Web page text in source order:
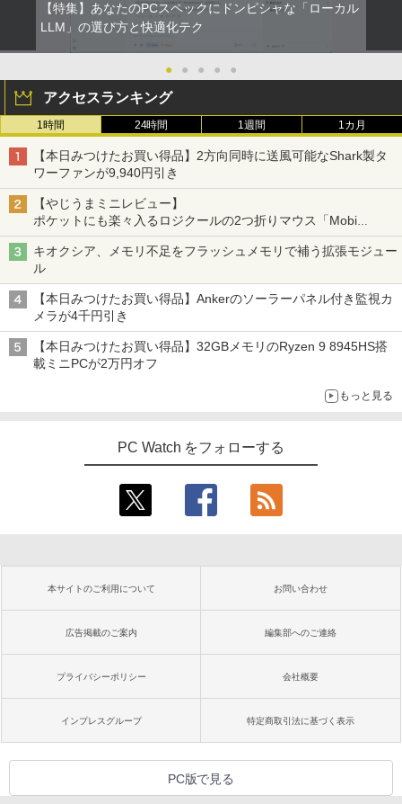
【特集】あなたのPCスペックにドンピシャな「ローカル
LLM」の選び方と快適化テク
● ● ● ● ●
アクセスランキング
1時間 24時間 1週間 1カ月
【本日みつけたお買い得品】2方向同時に送風可能なShark製タ
ワーファンが9,940円引き
【やじうまミニレビュー】
ポケットにも楽々入るロジクールの2つ折りマウス「Mobi
Fold」。その気になるギミックとは？
キオクシア、メモリ不足をフラッシュメモリで補う拡張モジュー
ル
【本日みつけたお買い得品】Ankerのソーラーパネル付き監視カ
メラが4千円引き
【本日みつけたお買い得品】32GBメモリのRyzen 9 8945HS搭
載ミニPCが2万円オフ
もっと見る
PC Watch をフォローする
本サイトのご利用について お問い合わせ
広告掲載のご案内 編集部へのご連絡
プライバシーポリシー 会社概要
インプレスグループ 特定商取引法に基づく表示
PC版で見る